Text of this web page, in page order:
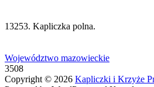
13253. Kapliczka polna.
Województwo mazowieckie
3508
Copyright © 2026 Kapliczki i Krzyże